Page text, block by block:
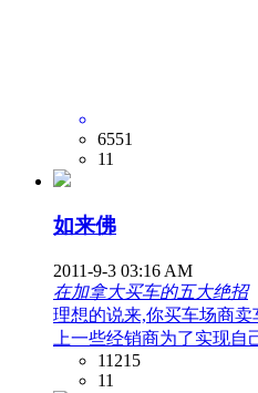
6551
11
如来佛
2011-9-3 03:16 AM
在加拿大买车的五大绝招
理想的说来,你买车场商
上一些经销商为了实现自
11215
11